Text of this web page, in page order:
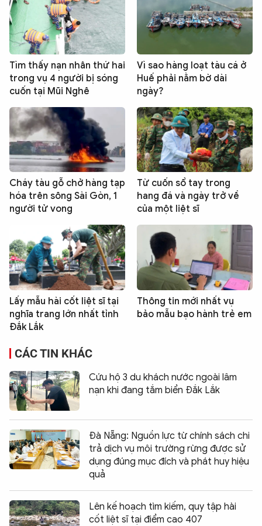
Tìm thấy nạn nhân thứ hai
trong vụ 4 người bị sóng
cuốn tại Mũi Nghê
Vì sao hàng loạt tàu cá ở
Huế phải nằm bờ dài
ngày?
Cháy tàu gỗ chở hàng tạp
hóa trên sông Sài Gòn, 1
người tử vong
Từ cuốn sổ tay trong
hang đá và ngày trở về
của một liệt sĩ
Lấy mẫu hài cốt liệt sĩ tại
nghĩa trang lớn nhất tỉnh
Đắk Lắk
Thông tin mới nhất vụ
bảo mẫu bạo hành trẻ em
CÁC TIN KHÁC
Cứu hộ 3 du khách nước ngoài lâm
nạn khi đang tắm biển Đắk Lắk
Đà Nẵng: Nguồn lực từ chính sách chi
trả dịch vụ môi trường rừng được sử
dụng đúng mục đích và phát huy hiệu
quả
Lên kế hoạch tìm kiếm, quy tập hài
cốt liệt sĩ tại điểm cao 407